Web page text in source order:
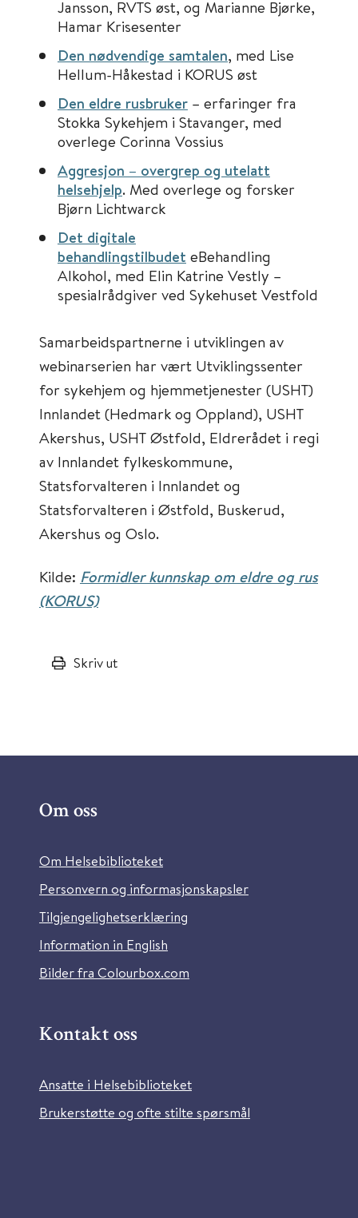
Jansson, RVTS øst, og Marianne Bjørke,
Hamar Krisesenter
Den nødvendige samtalen, med Lise
Hellum-Håkestad i KORUS øst
Den eldre rusbruker – erfaringer fra
Stokka Sykehjem i Stavanger, med
overlege Corinna Vossius
Aggresjon – overgrep og utelatt
helsehjelp. Med overlege og forsker
Bjørn Lichtwarck
Det digitale
behandlingstilbudet eBehandling
Alkohol, med Elin Katrine Vestly –
spesialrådgiver ved Sykehuset Vestfold
Samarbeidspartnerne i utviklingen av
webinarserien har vært Utviklingssenter
for sykehjem og hjemmetjenester (USHT)
Innlandet (Hedmark og Oppland), USHT
Akershus, USHT Østfold, Eldrerådet i regi
av Innlandet fylkeskommune,
Statsforvalteren i Innlandet og
Statsforvalteren i Østfold, Buskerud,
Akershus og Oslo.
Kilde: Formidler kunnskap om eldre og rus
(KORUS)
Skriv ut
Om oss
Om Helsebiblioteket
Personvern og informasjonskapsler
Tilgjengelighetserklæring
Information in English
Bilder fra Colourbox.com
Kontakt oss
Ansatte i Helsebiblioteket
Brukerstøtte og ofte stilte spørsmål